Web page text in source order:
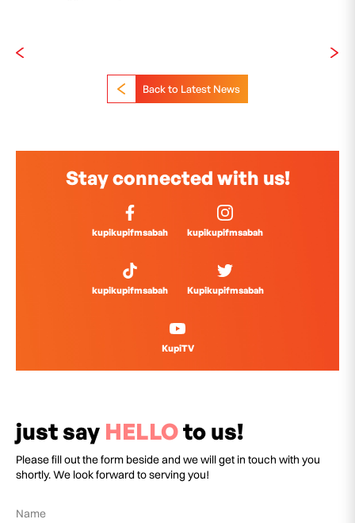
Back to Latest News
Stay connected with us!
kupikupifmsabah kupikupifmsabah
kupikupifmsabah Kupikupifmsabah
KupiTV
just say HELLOto us!
Please fill out the form beside and we will get in touch with you
shortly. We look forward to serving you!